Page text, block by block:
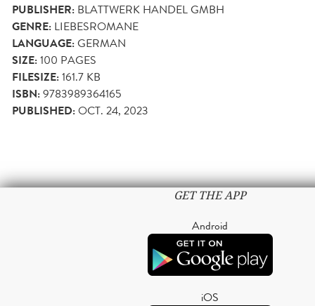
PUBLISHER: BLATTWERK HANDEL GMBH
GENRE: LIEBESROMANE
LANGUAGE:GERMAN
SIZE:100 PAGES
FILESIZE:161.7 KB
ISBN:9783989364165
PUBLISHED:OCT. 24, 2023
GET THE APP
Android
iOS